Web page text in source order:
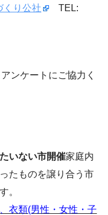
くり公社
TEL:
ンケートにご協力く
いない市開催家庭内
たものを譲り合う市
。
衣類(男性・女性・子